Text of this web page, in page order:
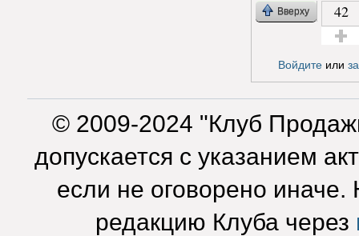
Вверху 42
Войдитеили
© 2009-2024 "Клуб
допускается с указанием
если не оговорено
редакцию Клуба через